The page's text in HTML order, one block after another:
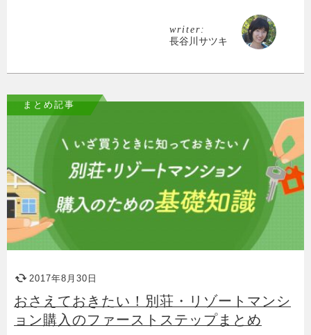
writer:
長谷川サツキ
まとめ記事
2017年8月30日
おさえておきたい！別荘・リゾートマンシ
ョン購入のファーストステップまとめ